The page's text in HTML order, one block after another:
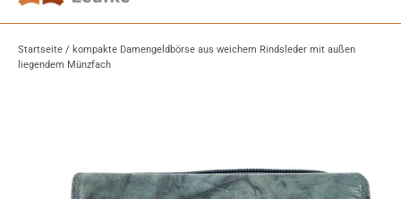
Startseite / kompakte Damengeldbörse aus weichem Rindsleder mit außen
liegendem Münzfach